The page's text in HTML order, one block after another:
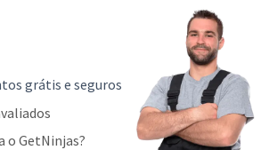
grátis e seguros
o GetNinjas?